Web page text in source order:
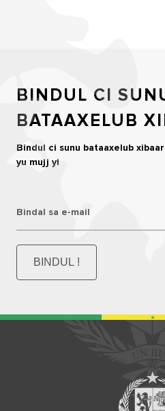
BINDUL CI
BATAAXELUB
Bindul ci sunu bataaxelub
yu mujj yi
Bindal sa e-mail
BINDUL !